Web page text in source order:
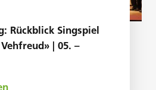
Rückblick Singspiel
| 05. –